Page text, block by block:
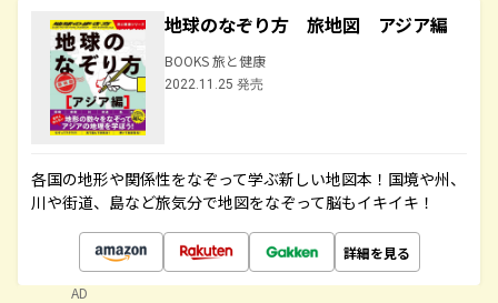
地球のなぞり方 旅地図 アジア編
BOOKS 旅と健康
2022.11.25 発売
各国の地形や関係性をなぞって学ぶ新しい地図本！国境や州、
川や街道、島など旅気分で地図をなぞって脳もイキイキ！
詳細を見る
AD